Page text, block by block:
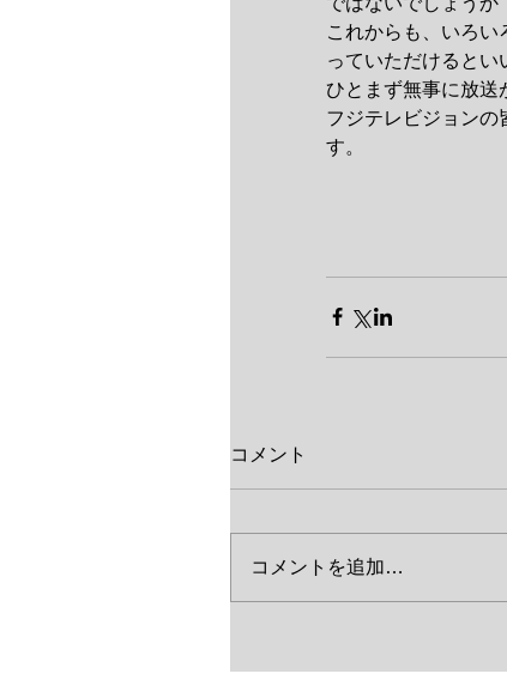
これからも、いろ
っていただけるとい
ひとまず無事に放送
フジテレビジョンの
す。
コメント
コメントを追加…